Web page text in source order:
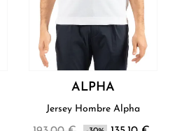
ALPHA
Jersey Hombre Alpha